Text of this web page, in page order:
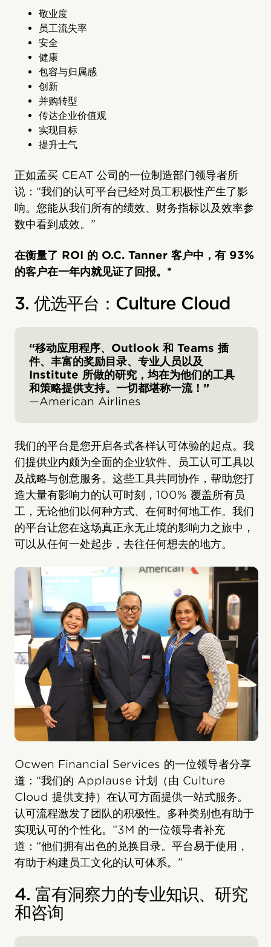
敬业度
员工流失率
安全
健康
包容与归属感
创新
并购转型
传达企业价值观
实现目标
提升士气
正如孟买 CEAT 公司的一位制造部门领导者所
说：“我们的认可平台已经对员工积极性产生了影
响。您能从我们所有的绩效、财务指标以及效率参
数中看到成效。”
在衡量了 ROI 的 O.C. Tanner 客户中，有 93%
的客户在一年内就见证了回报。*
3. 优选平台：Culture Cloud
“移动应用程序、Outlook 和 Teams 插
件、丰富的奖励目录、专业人员以及
Institute 所做的研究，均在为他们的工具
和策略提供支持。一切都堪称一流！”
—American Airlines
我们的平台是您开启各式各样认可体验的起点。我
们提供业内颇为全面的企业软件、员工认可工具以
及战略与创意服务。这些工具共同协作，帮助您打
造大量有影响力的认可时刻，100% 覆盖所有员
工，无论他们以何种方式、在何时何地工作。我们
的平台让您在这场真正永无止境的影响力之旅中，
可以从任何一处起步，去往任何想去的地方。
Ocwen Financial Services 的一位领导者分享
道：“我们的 Applause 计划（由 Culture
Cloud 提供支持）在认可方面提供一站式服务。
认可流程激发了团队的积极性。多种类别也有助于
实现认可的个性化。”3M 的一位领导者补充
道：“他们拥有出色的兑换目录。平台易于使用，
有助于构建员工文化的认可体系。”
4. 富有洞察力的专业知识、研究
和咨询